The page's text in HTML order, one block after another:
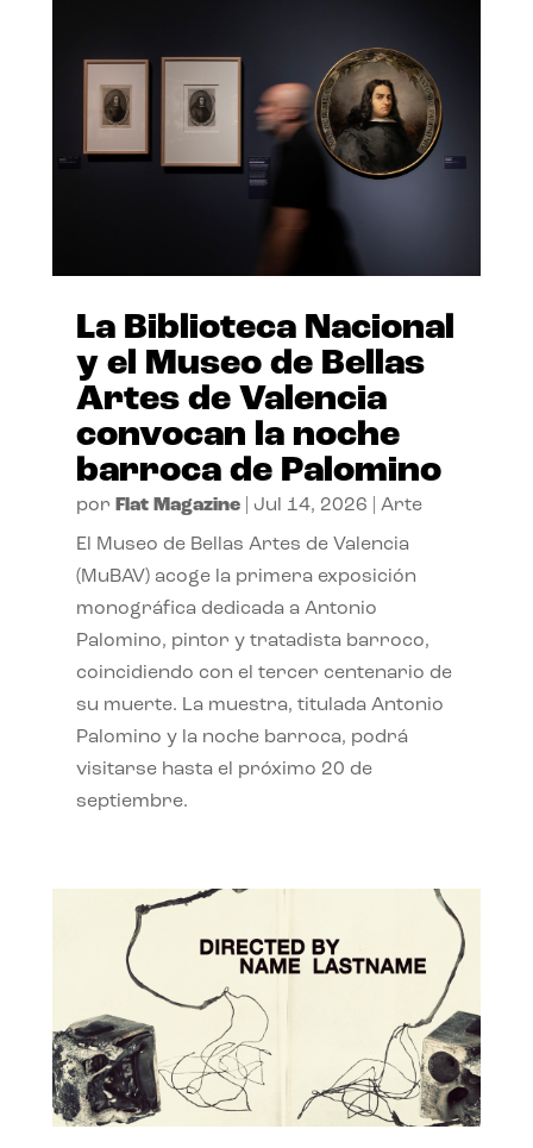
La Biblioteca Nacional
y el Museo de Bellas
Artes de Valencia
convocan la noche
barroca de Palomino
por Flat Magazine| Jul 14, 2026 Arte
El Museo de Bellas Artes de Valencia
(MuBAV) acoge la primera exposición
monográfica dedicada a Antonio
Palomino, pintor y tratadista barroco,
coincidiendo con el tercer centenario de
su muerte. La muestra, titulada Antonio
Palomino y la noche barroca, podrá
visitarse hasta el próximo 20 de
septiembre.